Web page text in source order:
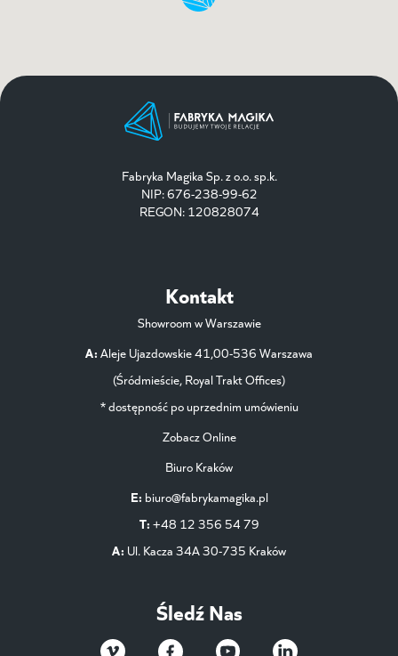
Fabryka Magika Sp. z o.o. sp.k.
NIP: 676-238-99-62
REGON: 120828074
Kontakt
Showroom w Warszawie
A: Aleje Ujazdowskie 41,00-536 Warszawa
(Śródmieście, Royal Trakt Offices)
* dostępność po uprzednim umówieniu
Zobacz Online
Biuro Kraków
E: biuro@fabrykamagika.pl
T: +48 12 356 54 79
A: Ul. Kacza 34A 30-735 Kraków
Śledź Nas